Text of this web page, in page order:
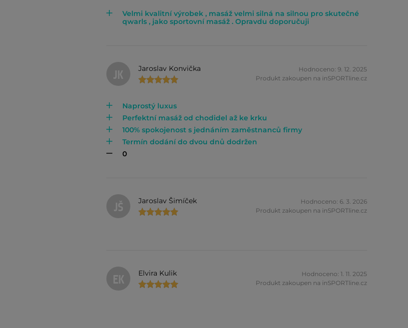
Velmi kvalitní výrobek , masáž velmi silná na silnou pro skutečné
qwarls , jako sportovní masáž . Opravdu doporučuji
JK Jaroslav Konvička
Hodnoceno: 9. 12. 2025
Produkt zakoupen na inSPORTline.cz
Naprostý luxus
Perfektní masáž od chodidel až ke krku
100% spokojenost s jednáním zaměstnanců firmy
Termín dodání do dvou dnů dodržen
0
JŠ Jaroslav Šimíček
Hodnoceno: 6. 3. 2026
Produkt zakoupen na inSPORTline.cz
EK Elvira Kulik
Hodnoceno: 1. 11. 2025
Produkt zakoupen na inSPORTline.cz